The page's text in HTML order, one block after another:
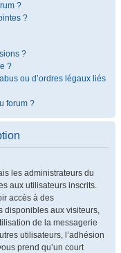
?
?
?
?
ou d’ordres légaux liés
forum ?
les administrateurs du
aux utilisateurs inscrits.
accès à des
disponibles aux visiteurs,
de la messagerie
utilisateurs, l’adhésion
prend qu’un court